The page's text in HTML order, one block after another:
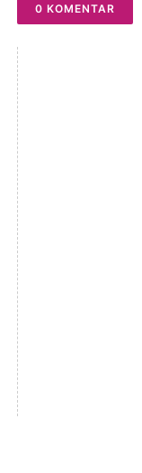
0 KOMENTAR